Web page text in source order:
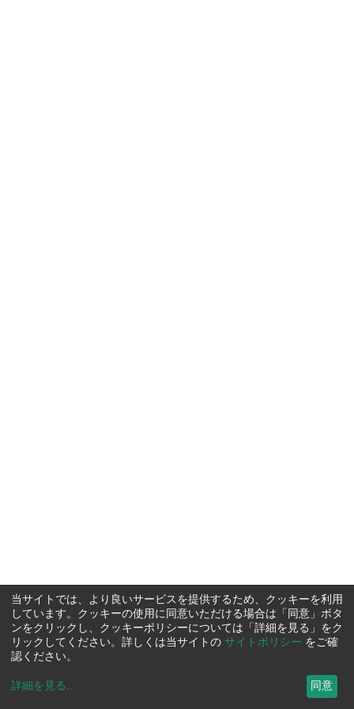
当サイトでは、より良いサービスを提供するため、クッキーを利用
しています。クッキーの使用に同意いただける場合は「同意」ボタ
ンをクリックし、クッキーポリシーについては「詳細を見る」をク
リックしてください。詳しくは当サイトの サイトポリシー をご確
認ください。
詳細を見る ... 同意